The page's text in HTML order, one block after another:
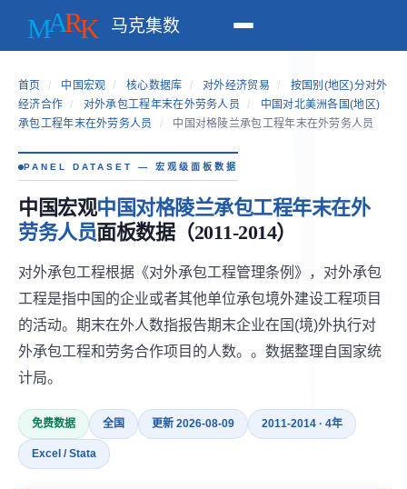
马克集数
首页 / 中国宏观 / 核心数据库 / 对外经济贸易 /
按国别(地区)分对外
经济合作 / 对外承包工程年末在外劳务人员 /
中国对北美洲各国(地区)
承包工程年末在外劳务人员
/ 中国对格陵兰承包工程年末在外劳务人员
PANEL DATASET — 宏观级面板数据
中国宏观中国对格陵兰承包工程年末在外
劳务人员面板数据（2011-2014）
对外承包工程根据《对外承包工程管理条例》，对外承包
工程是指中国的企业或者其他单位承包境外建设工程项目
的活动。期末在外人数指报告期末企业在国(境)外执行对
外承包工程和劳务合作项目的人数。。数据整理自国家统
计局。
免费数据 全国 更新 2026-08-09 2011-2014 · 4年
Excel / Stata